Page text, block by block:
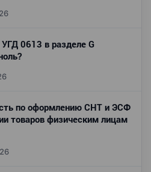
0613 в разделе G
по оформлению СНТ и ЭСФ
товаров физическим лицам